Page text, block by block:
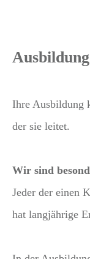
Ihre Ausbildung
der sie leitet.
Wir sind
Jeder der einen
hat langjährige